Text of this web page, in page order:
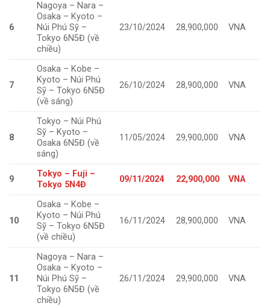
6
Nagoya – Nara –
Osaka – Kyoto –
Núi Phú Sỹ –
Tokyo 6N5Đ (về
chiều)
23/10/2024 28,900,000 VNA
7
Osaka – Kobe –
Kyoto – Núi Phú
Sỹ – Tokyo 6N5Đ
(về sáng)
26/10/2024 28,900,000 VNA
8
Tokyo – Núi Phú
Sỹ – Kyoto –
Osaka 6N5Đ (về
sáng)
11/05/2024 29,900,000 VNA
9
Tokyo – Fuji –
Tokyo 5N4Đ
09/11/2024 22,900,000 VNA
10
Osaka – Kobe –
Kyoto – Núi Phú
Sỹ – Tokyo 6N5Đ
(về chiều)
16/11/2024 28,900,000 VNA
11
Nagoya – Nara –
Osaka – Kyoto –
Núi Phú Sỹ –
Tokyo 6N5Đ (về
chiều)
26/11/2024 29,900,000 VNA